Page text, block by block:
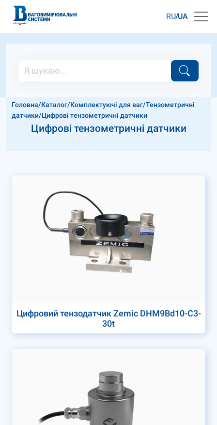
RU UA
Головна/Каталог/Комплектуючі для ваг/Тензометричні
датчики/Цифрові тензометричні датчики
Цифрові тензометричні датчики
Цифровий тензодатчик Zemic DHM9Bd10-C3-
30t